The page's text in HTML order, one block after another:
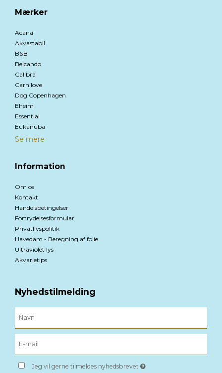
Mærker
Acana
Akvastabil
B&B
Belcando
Calibra
Carnilove
Dog Copenhagen
Eheim
Essential
Eukanuba
Se mere
Information
Om os
Kontakt
Handelsbetingelser
Fortrydelsesformular
Privatlivspolitik
Havedam - Beregning af folie
Ultraviolet lys
Akvarietips
Nyhedstilmelding
Jeg vil gerne tilmeldes nyhedsbrevet